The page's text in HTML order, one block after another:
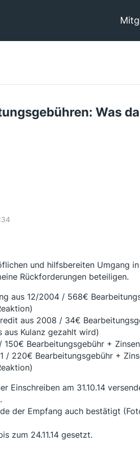
Was
und hilfsbereiten Umgang
Rückforderungen beteiligen.
aus 12/2004 / 568€
aus 2008 / 34€
aus Kulanz gezahlt wird)
150€ Bearbeitungsgebühr + Zinsen
/ 220€ Bearbeitungsgebühr +
Einschreiben am 31.10.14
der Empfang auch bestätigt
zum 24.11.14 gesetzt.